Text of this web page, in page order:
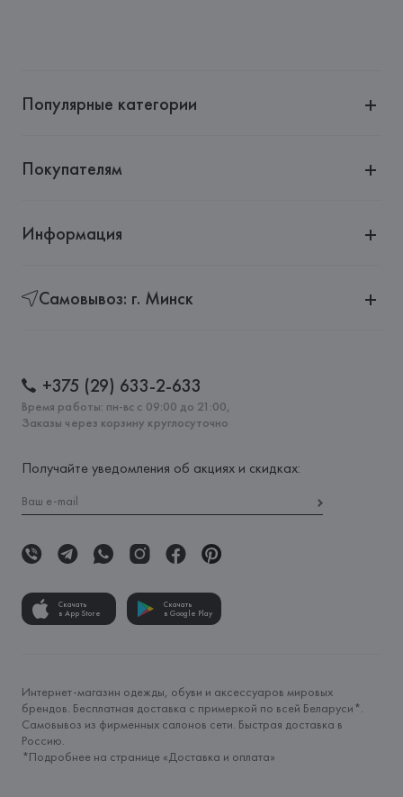
Популярные категории
Покупателям
Информация
Самовывоз: г. Минск
+375 (29) 633-2-633
Время работы: пн-вс с 09:00 до 21:00,
Заказы через корзину круглосуточно
Получайте уведомления об акциях и скидках:
Скачать
в App Store
Скачать
в Google Play
Интернет-магазин одежды, обуви и аксессуаров мировых
брендов. Бесплатная доставка с примеркой по всей Беларуси*.
Самовывоз из фирменных салонов сети. Быстрая доставка в
Россию.
*Подробнее на странице «Доставка и оплата»